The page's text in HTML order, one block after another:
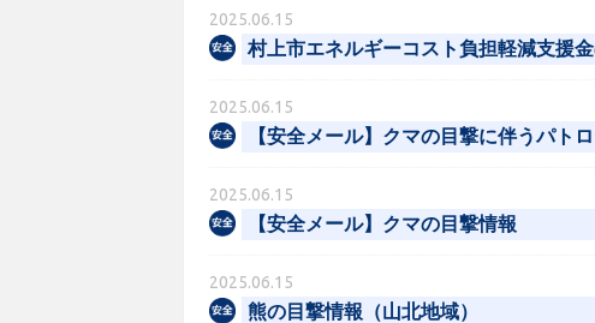
2025.06.15
村上市エネルギーコスト負担軽減支援
2025.06.15
【安全メール】クマの目撃に伴うパト
2025.06.15
【安全メール】クマの目撃情報
2025.06.15
熊の目撃情報（山北地域）